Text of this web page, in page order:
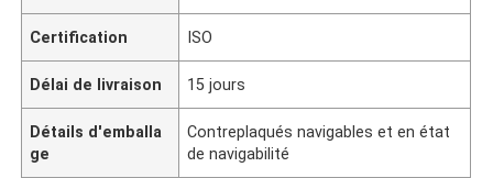
Certification ISO
Délai de livraison 15 jours
Détails d'emballa
ge
Contreplaqués navigables et en état
de navigabilité